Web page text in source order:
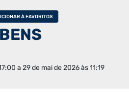
À FAVORITOS
a 29 de mai de 2026 às 11:19